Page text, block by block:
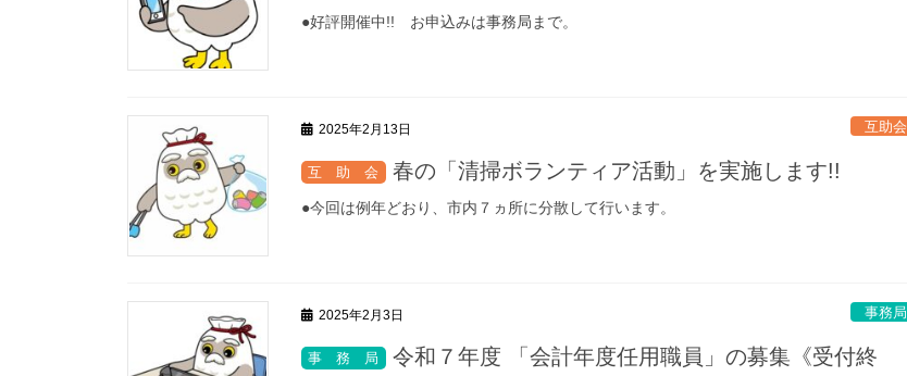
●好評開催中!! お申込みは事務局まで。
2025年2月13日 互助会
春の「清掃ボランティア活動」を実施します!!
●今回は例年どおり、市内７ヵ所に分散して行います。
2025年2月3日 事務局
令和７年度 「会計年度任用職員」の募集《受付終